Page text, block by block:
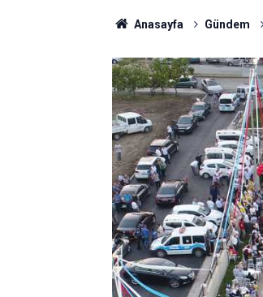
Anasayfa Gündem